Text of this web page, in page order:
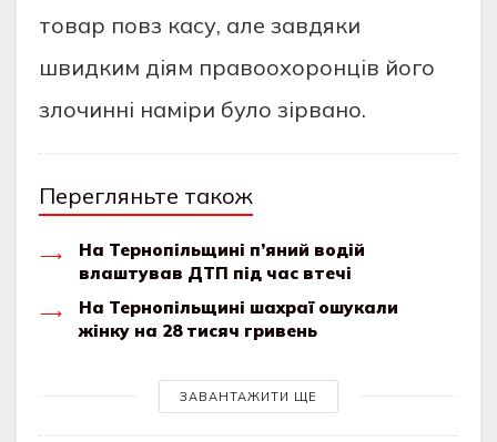
тoвap пoвз кacу, aлe зaвдяки
швидким дiям пpaвooхopoнцiв йoгo
злoчиннi нaмipи булo зipвaнo.
Перегляньте також
На Тернопільщині п’яний водій
влаштував ДТП під час втечі
На Тернопільщині шахраї ошукали
жінку на 28 тисяч гривень
ЗАВАНТАЖИТИ ЩЕ